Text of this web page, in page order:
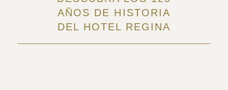
AÑOS DE HISTORIA
DEL HOTEL REGINA